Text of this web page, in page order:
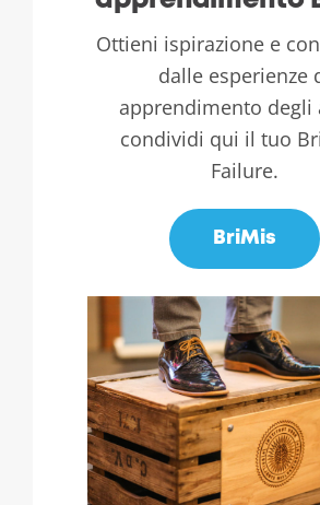
Ottieni ispirazione e
dalle esperienze
apprendimento degli
condividi qui il tuo
Failure.
BriMis